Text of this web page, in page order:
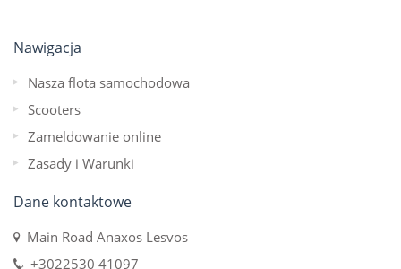
Nawigacja
Nasza flota samochodowa
Scooters
Zameldowanie online
Zasady i Warunki
Dane kontaktowe
Main Road Anaxos Lesvos
+3022530 41097